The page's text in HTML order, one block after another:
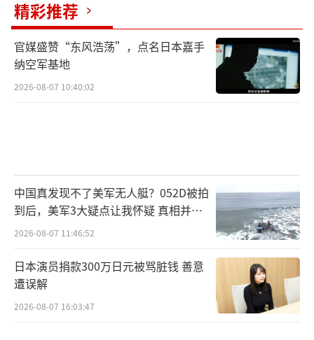
精彩推荐
官媒盛赞“东风浩荡”，点名日本嘉手
纳空军基地
2026-08-07 10:40:02
中国真发现不了美军无人艇？052D被拍
到后，美军3大疑点让我怀疑 真相并非
如此
2026-08-07 11:46:52
日本演员捐款300万日元被骂脏钱 善意
遭误解
2026-08-07 16:03:47